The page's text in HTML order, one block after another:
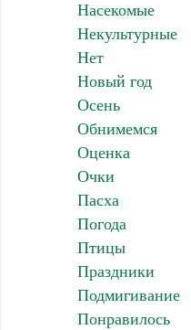
Насекомые
Некультурные
Нет
Новый год
Осень
Обнимемся
Оценка
Очки
Пасха
Погода
Птицы
Праздники
Подмигивание
Понравилось